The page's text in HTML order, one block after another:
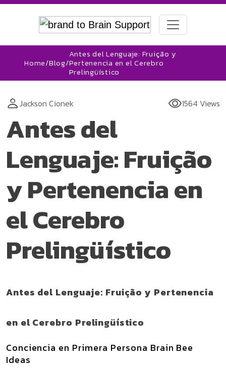
Home/Blog/
Antes del Lenguaje: Fruição y
Pertenencia en el Cerebro
Prelingüístico
Jackson Cionek 1564 Views
Antes del
Lenguaje: Fruição
y Pertenencia en
el Cerebro
Prelingüístico
Antes del Lenguaje: Fruição y Pertenencia
en el Cerebro Prelingüístico
Conciencia en Primera Persona Brain Bee
Ideas